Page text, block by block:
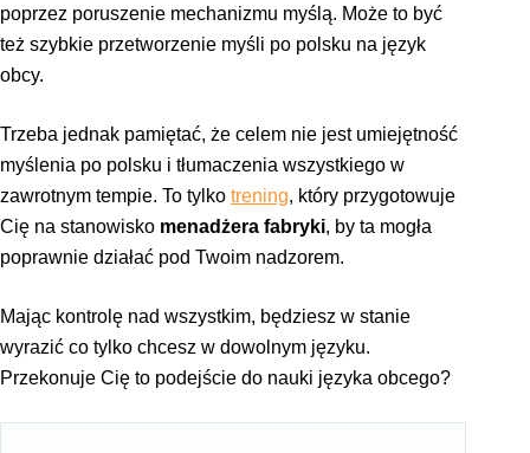
poprzez poruszenie mechanizmu myślą. Może to być
też szybkie przetworzenie myśli po polsku na język
obcy.
Trzeba jednak pamiętać, że celem nie jest umiejętność
myślenia po polsku i tłumaczenia wszystkiego w
zawrotnym tempie. To tylko trening, który przygotowuje
Cię na stanowisko menadżera fabryki, by ta mogła
poprawnie działać pod Twoim nadzorem.
Mając kontrolę nad wszystkim, będziesz w stanie
wyrazić co tylko chcesz w dowolnym języku.
Przekonuje Cię to podejście do nauki języka obcego?